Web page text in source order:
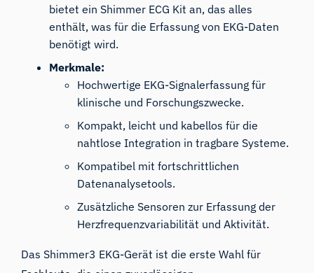
bietet ein Shimmer ECG Kit an, das alles
enthält, was für die Erfassung von EKG-Daten
benötigt wird.
Merkmale:
Hochwertige EKG-Signalerfassung für
klinische und Forschungszwecke.
Kompakt, leicht und kabellos für die
nahtlose Integration in tragbare Systeme.
Kompatibel mit fortschrittlichen
Datenanalysetools.
Zusätzliche Sensoren zur Erfassung der
Herzfrequenzvariabilität und Aktivität.
Das Shimmer3 EKG-Gerät ist die erste Wahl für